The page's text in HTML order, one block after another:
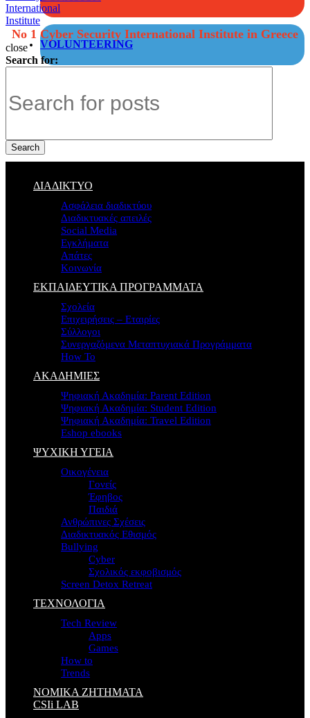
VOLUNTEERING
No 1 Cyber Security International Institute in Greece
close
Search for:
Search
ΔΙΑΔΙΚΤΥΟ
Ασφάλεια διαδικτύου
Διαδικτυακές απειλές
Social Media
Εγκλήματα
Απάτες
Κοινωνία
ΕΚΠΑΙΔΕΥΤΙΚΑ ΠΡΟΓΡΑΜΜΑΤΑ
Σχολεία
Επιχειρήσεις – Εταιρίες
Σύλλογοι
Συνεργαζόμενα Μεταπτυχιακά Προγράμματα
How To
ΑΚΑΔΗΜΙΕΣ
Ψηφιακή Ακαδημία: Parent Edition
Ψηφιακή Ακαδημία: Student Edition
Ψηφιακή Ακαδημία: Travel Edition
Eshop ebooks
ΨΥΧΙΚΗ ΥΓΕΙΑ
Οικογένεια
Γονείς
Έφηβος
Παιδιά
Ανθρώπινες Σχέσεις
Διαδικτυακός Εθισμός
Bullying
Cyber
Σχολικός εκφοβισμός
Screen Detox Retreat
ΤΕΧΝΟΛΟΓΙΑ
Tech Review
Apps
Games
How to
Trends
ΝΟΜΙΚΑ ΖΗΤΗΜΑΤΑ
CSIi LAB